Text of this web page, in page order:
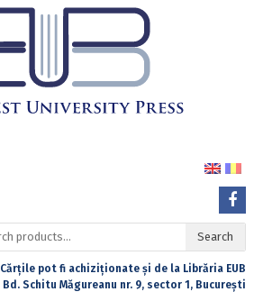
Search
Cărțile pot fi achiziționate și de la Librăria EUB
Bd. Schitu Măgureanu nr. 9, sector 1, București